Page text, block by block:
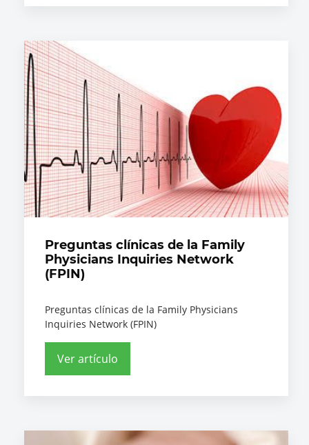
Preguntas clínicas de la Family
Physicians Inquiries Network
(FPIN)
Preguntas clínicas de la Family Physicians
Inquiries Network (FPIN)
Ver artículo